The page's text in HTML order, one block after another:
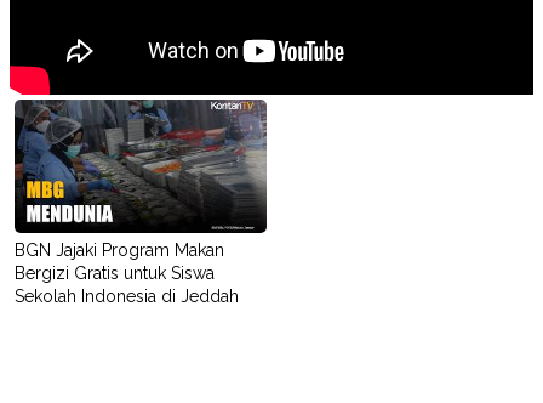
BGN Jajaki Program Makan
Bergizi Gratis untuk Siswa
Sekolah Indonesia di Jeddah